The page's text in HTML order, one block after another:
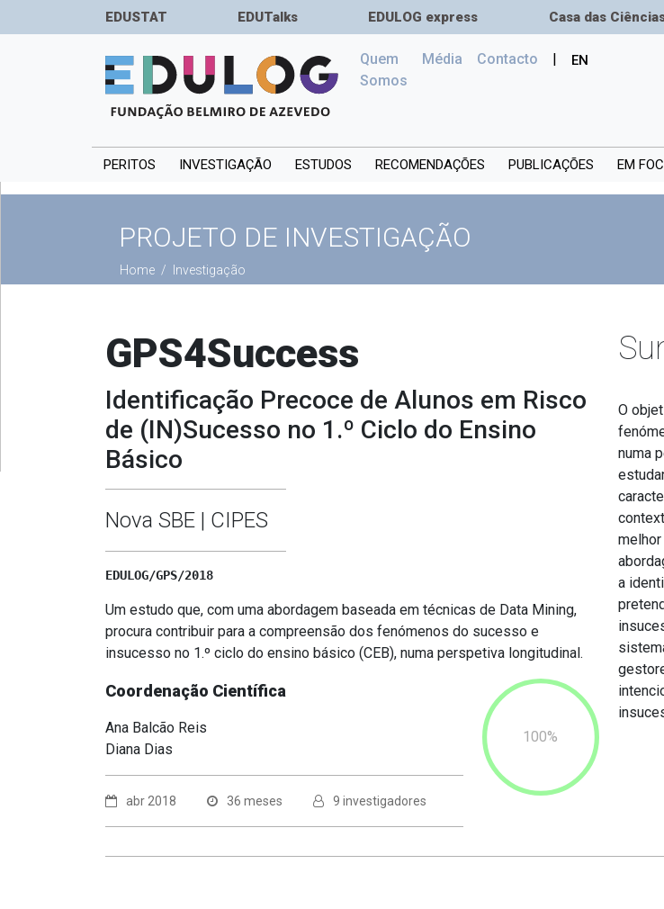
EDUSTAT EDUTalks EDULOG express Casa das
Quem
Somos
Média Сontacto | EN
PERITOS INVESTIGAÇÃO ESTUDOS RECOMENDAÇÕES PUBLICAÇÕES EM
PROJETO DE INVESTIGAÇÃO
Home Investigação
GPS4Success
Identificação Precoce de Alunos em Risco
de (IN)Sucesso no 1.º Ciclo do Ensino
Básico
Nova SBE | CIPES
EDULOG/GPS/2018
Um estudo que, com uma abordagem baseada em técnicas de Data Mining,
procura contribuir para a compreensão dos fenómenos do sucesso e
insucesso no 1.º ciclo do ensino básico (CEB), numa perspetiva longitudinal.
Coordenação Científica
Ana Balcão Reis
Diana Dias
abr 2018 36 meses 9 investigadores
100
O
numa
a